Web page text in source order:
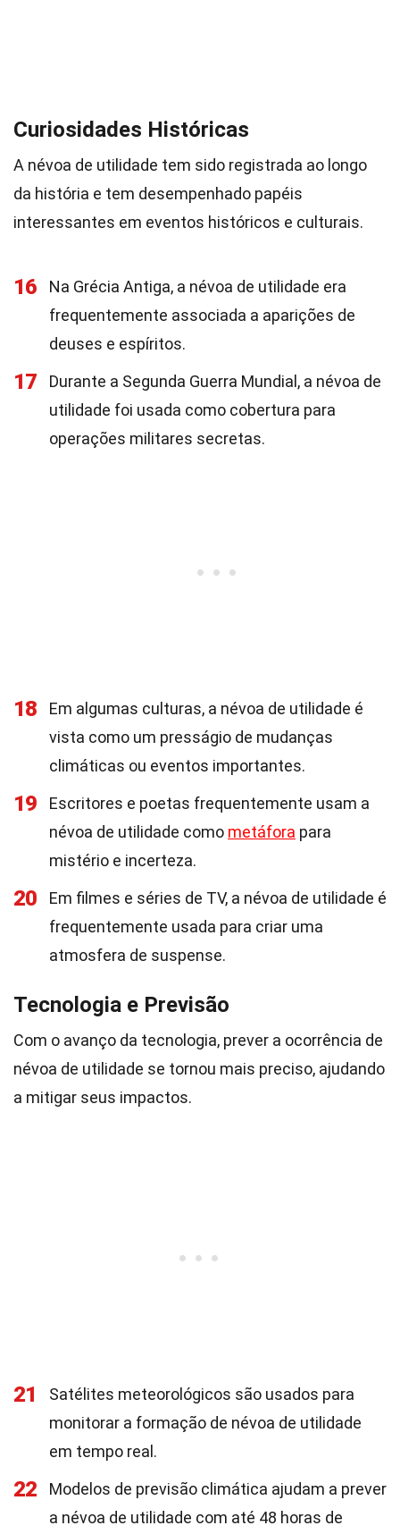
Curiosidades Históricas
A névoa de utilidade tem sido registrada ao longo
da história e tem desempenhado papéis
interessantes em eventos históricos e culturais.
16
Na Grécia Antiga, a névoa de utilidade era
frequentemente associada a aparições de
deuses e espíritos.
17
Durante a Segunda Guerra Mundial, a névoa de
utilidade foi usada como cobertura para
operações militares secretas.
18
Em algumas culturas, a névoa de utilidade é
vista como um presságio de mudanças
climáticas ou eventos importantes.
19
Escritores e poetas frequentemente usam a
névoa de utilidade como metáfora para
mistério e incerteza.
20
Em filmes e séries de TV, a névoa de utilidade é
frequentemente usada para criar uma
atmosfera de suspense.
Tecnologia e Previsão
Com o avanço da tecnologia, prever a ocorrência de
névoa de utilidade se tornou mais preciso, ajudando
a mitigar seus impactos.
21
Satélites meteorológicos são usados para
monitorar a formação de névoa de utilidade
em tempo real.
22
Modelos de previsão climática ajudam a prever
a névoa de utilidade com até 48 horas de